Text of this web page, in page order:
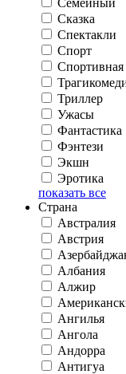
Сказка
Спектакли
Спорт
Спортивная
Триллер
Ужасы
Фантастика
Фэнтези
Экшн
Эротика
показать все
Страна
Австралия
Австрия
Албания
Алжир
Ангилья
Ангола
Андорра
Антигуа